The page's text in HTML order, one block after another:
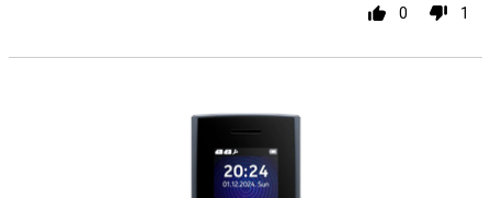
0 1